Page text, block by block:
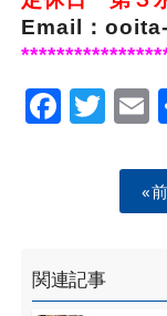
Email：
«
関連記事